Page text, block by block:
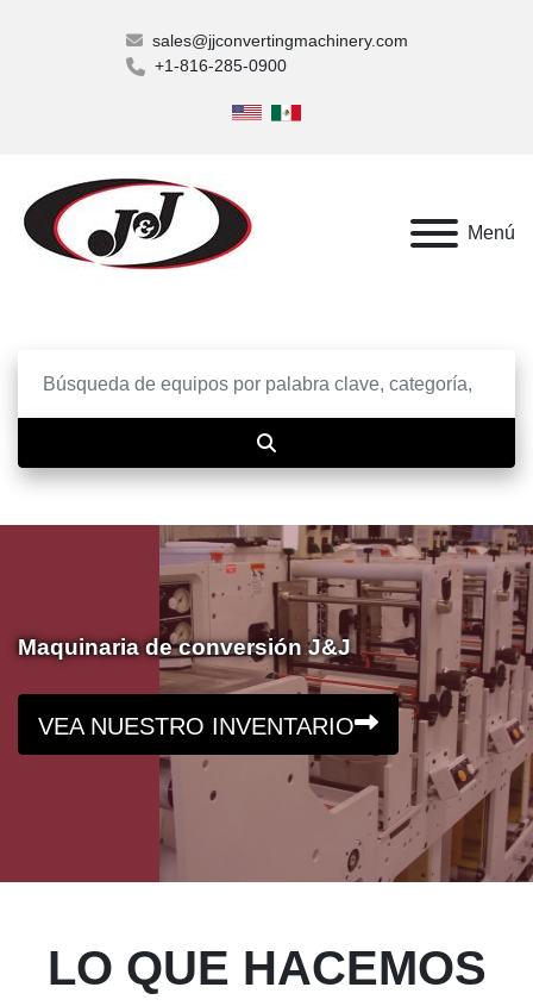
sales@jjconvertingmachinery.com
+1-816-285-0900
Menú
Maquinaria de conversión J&J
VEA NUESTRO INVENTARIO
LO QUE HACEMOS